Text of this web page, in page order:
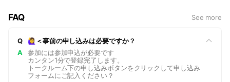
FAQ See more
Q
🙋‍♀️＜事前の申し込みは必要ですか？
A
参加には参加申込が必要です
カンタン1分で登録完了します。
トークルーム下の申し込みボタンをクリックして申し込み
フォームにご記入ください？